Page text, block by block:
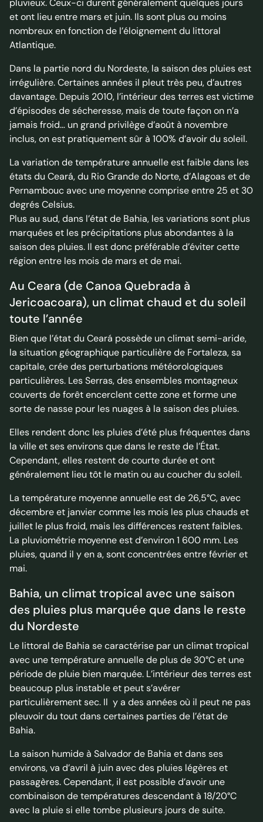
pluvieux. Ceux-ci durent généralement quelques jours
et ont lieu entre mars et juin. Ils sont plus ou moins
nombreux en fonction de l’éloignement du littoral
Atlantique.
Dans la partie nord du Nordeste, la saison des pluies est
irrégulière. Certaines années il pleut très peu, d’autres
davantage. Depuis 2010, l’intérieur des terres est victime
d’épisodes de sécheresse, mais de toute façon on n’a
jamais froid… un grand privilège d’août à novembre
inclus, on est pratiquement sûr à 100% d’avoir du soleil.
La variation de température annuelle est faible dans les
états du Ceará, du Rio Grande do Norte, d’Alagoas et de
Pernambouc avec une moyenne comprise entre 25 et 30
degrés Celsius.
Plus au sud, dans l’état de Bahia, les variations sont plus
marquées et les précipitations plus abondantes à la
saison des pluies. Il est donc préférable d’éviter cette
région entre les mois de mars et de mai.
Au Ceara (de Canoa Quebrada à
Jericoacoara), un climat chaud et du soleil
toute l’année
Bien que l’état du Ceará possède un climat semi-aride,
la situation géographique particulière de Fortaleza, sa
capitale, crée des perturbations météorologiques
particulières. Les Serras, des ensembles montagneux
couverts de forêt encerclent cette zone et forme une
sorte de nasse pour les nuages à la saison des pluies.
Elles rendent donc les pluies d’été plus fréquentes dans
la ville et ses environs que dans le reste de l’État.
Cependant, elles restent de courte durée et ont
généralement lieu tôt le matin ou au coucher du soleil.
La température moyenne annuelle est de 26,5°C, avec
décembre et janvier comme les mois les plus chauds et
juillet le plus froid, mais les différences restent faibles.
La pluviométrie moyenne est d’environ 1 600 mm. Les
pluies, quand il y en a, sont concentrées entre février et
mai.
Bahia, un climat tropical avec une saison
des pluies plus marquée que dans le reste
du Nordeste
Le littoral de Bahia se caractérise par un climat tropical
avec une température annuelle de plus de 30°C et une
période de pluie bien marquée. L’intérieur des terres est
beaucoup plus instable et peut s’avérer
particulièrement sec. Il y a des années où il peut ne pas
pleuvoir du tout dans certaines parties de l’état de
Bahia.
La saison humide à Salvador de Bahia et dans ses
environs, va d’avril à juin avec des pluies légères et
passagères. Cependant, il est possible d’avoir une
combinaison de températures descendant à 18/20°C
avec la pluie si elle tombe plusieurs jours de suite.